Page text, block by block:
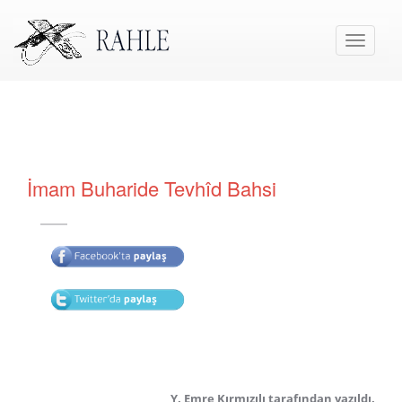
Toggle
İmam Buharide Tevhîd Bahsi
Y. Emre Kırmızılı tarafından yazıldı.